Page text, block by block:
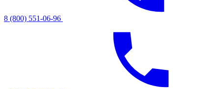
8 (800) 551-06-96